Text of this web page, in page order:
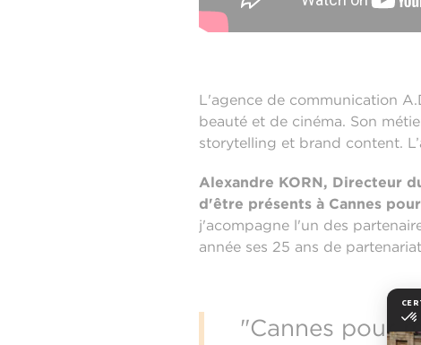
L'agence de communication
beauté et de cinéma. Son
storytelling et brand content.
Alexandre KORN, Directeur
d'être présents à Cannes
j'acompagne l'un des
année ses 25 ans de
"Cannes pour